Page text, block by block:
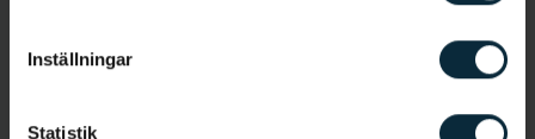
Inställningar
Statistik